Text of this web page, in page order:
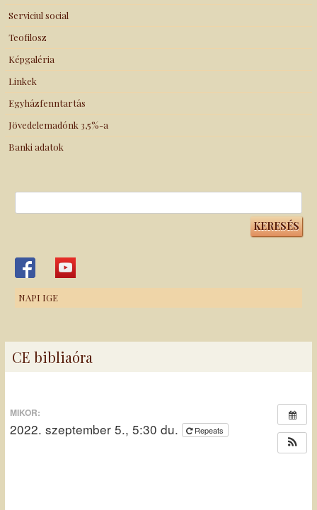
Serviciul social
Teofilosz
Képgaléria
Linkek
Egyházfenntartás
Jövedelemadónk 3,5%-a
Banki adatok
NAPI IGE
CE bibliaóra
MIKOR:
2022. szeptember 5., 5:30 du. Repeats